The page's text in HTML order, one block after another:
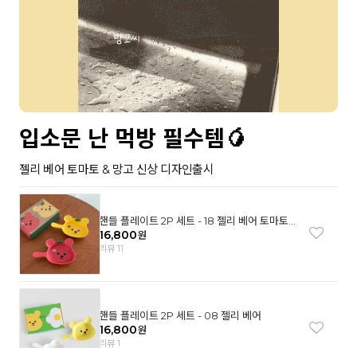
입소문 난 먹방 필수템🥭
젤리 베어 토마토 & 망고 신상 디자인출시
핸들 플레이트 2P 세트 - 18 젤리 베어 토마토
& 망고
16,800원
리뷰 11
핸들 플레이트 2P 세트 - 08 젤리 베어
16,800원
리뷰 1